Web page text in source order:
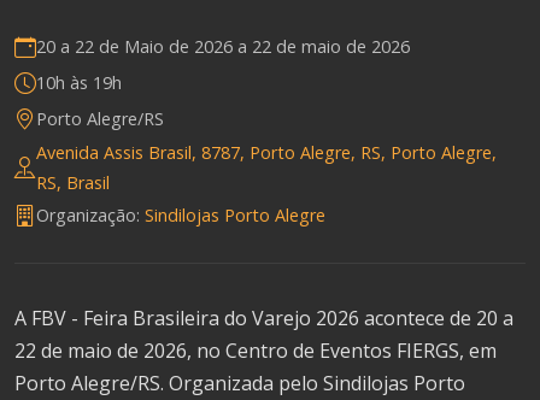
20 a 22 de Maio de 2026 a 22 de maio de 2026
10h às 19h
Porto Alegre/RS
Avenida Assis Brasil, 8787, Porto Alegre, RS, Porto Alegre,
RS, Brasil
Organização: Sindilojas Porto Alegre
A FBV - Feira Brasileira do Varejo 2026 acontece de 20 a
22 de maio de 2026, no Centro de Eventos FIERGS, em
Porto Alegre/RS. Organizada pelo Sindilojas Porto